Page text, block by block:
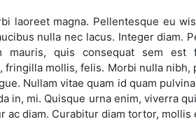
laoreet magna. Pellentesque eu
nulla nec lacus. Integer diam.
mauris, quis consequat sem est
fringilla mollis, felis. Morbi nulla
Nullam vitae quam id quam
in, mi. Quisque urna enim, viverra
ac diam. Curabitur diam tortor,